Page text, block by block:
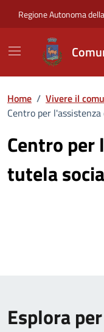
Regione Autonoma
Home / Vivere il
Centro per
Centro per
tutela
Esplora